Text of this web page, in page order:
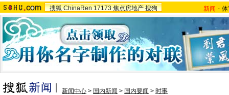
搜狐 ChinaRen 17173 焦点房地产 搜狗 新闻 -
新闻中心 > 国内新闻 > 国内要闻 > 时事